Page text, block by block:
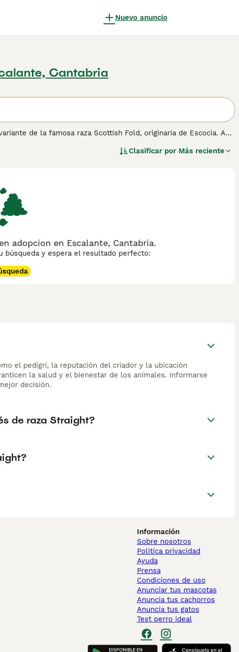
Nuevo anuncio
Cantabria
de la famosa raza Scottish Fold, originaria de Escocia. A
esponjoso y suave muy apreciado. En cuanto a su
para hogares que buscan un felino afectuoso y calmado.
Bubú y Orejitas, que reflejan su naturaleza tierna y su
en el cepillado regular para evitar enredos en su
resumen, el
Clasificar por Más reciente
adopcion en Escalante, Cantabria.
búsqueda y espera el resultado perfecto:
el pedigrí, la reputación del criador y la ubicación
la salud y el bienestar de los animales. Informarse
decisión.
de raza Straight?
Información
Sobre nosotros
Politica privacidad
Ayuda
Prensa
Condiciones de uso
Anunciar tus mascotas
Anuncia tus cachorros
Anuncia tus gatos
Test perro ideal